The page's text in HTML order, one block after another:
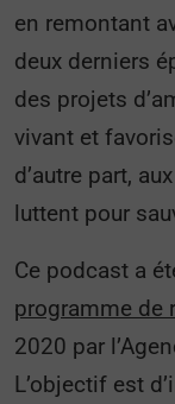
en remontant
deux derniers
des projets
vivant et
d’autre part,
luttent pour
Ce podcast a
programme de
2020 par
L’objectif est